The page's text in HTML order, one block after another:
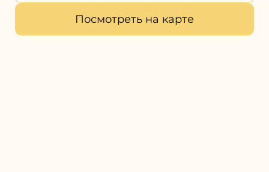
Посмотреть на карте